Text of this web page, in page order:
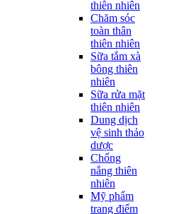
thiên nhiên
Chăm sóc
toàn thân
thiên nhiên
Sữa tắm xà
bông thiên
nhiên
Sữa rửa mặt
thiên nhiên
Dung dịch
vệ sinh thảo
dược
Chống
nắng thiên
nhiên
Mỹ phẩm
trang điểm